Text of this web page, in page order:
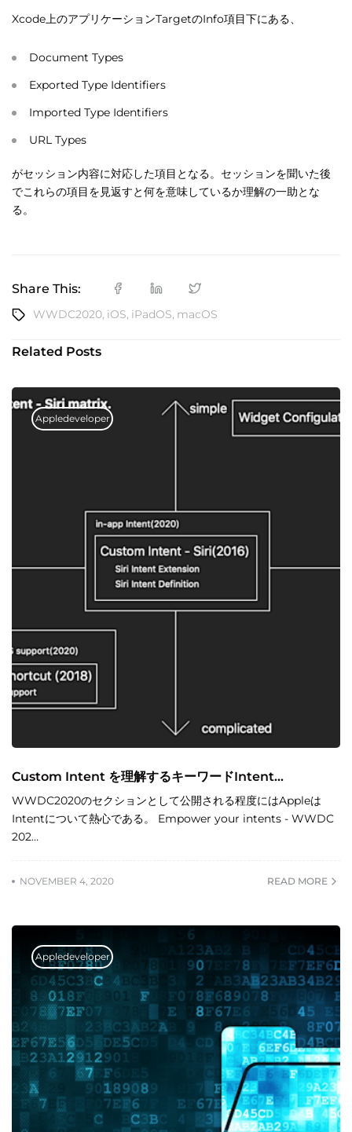
Xcode上のアプリケーションTargetのInfo項目下にある、
Document Types
Exported Type Identifiers
Imported Type Identifiers
URL Types
がセッション内容に対応した項目となる。セッションを聞いた後
でこれらの項目を見返すと何を意味しているか理解の一助とな
る。
Share This:
WWDC2020, iOS, iPadOS, macOS
Related Posts
Appledeveloper
Custom Intent を理解するキーワードIntent...
WWDC2020のセクションとして公開される程度にはAppleは
Intentについて熱心である。 Empower your intents - WWDC
202…
NOVEMBER 4, 2020 READ MORE
Appledeveloper